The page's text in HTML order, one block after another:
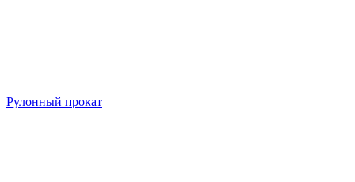
Рулонный прокат